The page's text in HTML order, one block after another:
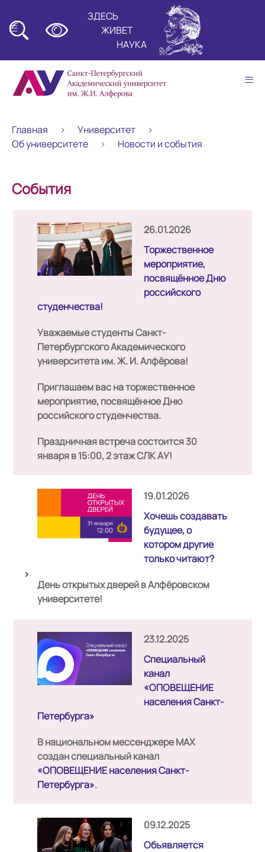
ЗДЕСЬ
ЖИВЕТ
НАУКА
Главная
Университет
Об университете
Новости и события
События
26.01.2026
Торжественное
мероприятие,
посвящённое Дню
российского
студенчества!
Уважаемые студенты Санкт-
Петербургского Академического
университета им. Ж. И. Алфёрова!
Приглашаем вас на торжественное
мероприятие, посвящённоеДню
российского студенчества.
Праздничная встреча состоится30
января в 15:00, 2 этаж СЛК АУ!
19.01.2026
Хочешь создавать
будущее, о
котором другие
только читают?
День открытых дверей в Алфёровском
университете!
23.12.2025
Специальный
канал
«ОПОВЕЩЕНИЕ
населения Санкт-
Петербурга»
В национальном мессенджере MAX
создан специальный канал
«ОПОВЕЩЕНИЕ населения Санкт-
Петербурга».
09.12.2025
Объявляется
≡
≡